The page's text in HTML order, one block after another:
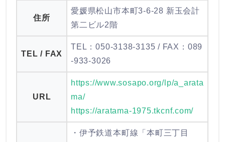
住所
愛媛県松山市本町3-6-28 新玉会計
第二ビル2階
TEL / FAX
TEL：050-3138-3135 / FAX：089
-933-3026
URL
https://www.sosapo.org/lp/a_arata
ma/
https://aratama-1975.tkcnf.com/
・伊予鉄道本町線「本町三丁目